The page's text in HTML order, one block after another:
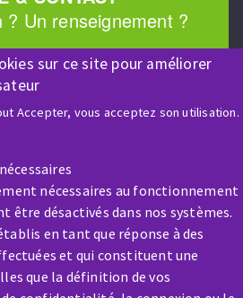
sur ce site pour améliorer
Accepter, vous acceptez son utilisation.
nécessaires au fonctionnement
être désactivés dans nos systèmes.
en tant que réponse à des
et qui constituent une
que la définition de vos
? Un renseignement ?
nous
RÉPARATION
cassée ? En panne ?